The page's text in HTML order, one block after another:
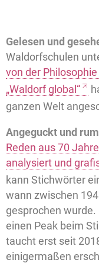
Gelesen und
Waldorfschulen
von der
„Waldorf global“
ganzen Welt
Angeguckt und
Reden aus 70
analysiert und
kann Stichwörter
wann zwischen
gesprochen wurde.
einen Peak beim
taucht erst seit
einigermaßen